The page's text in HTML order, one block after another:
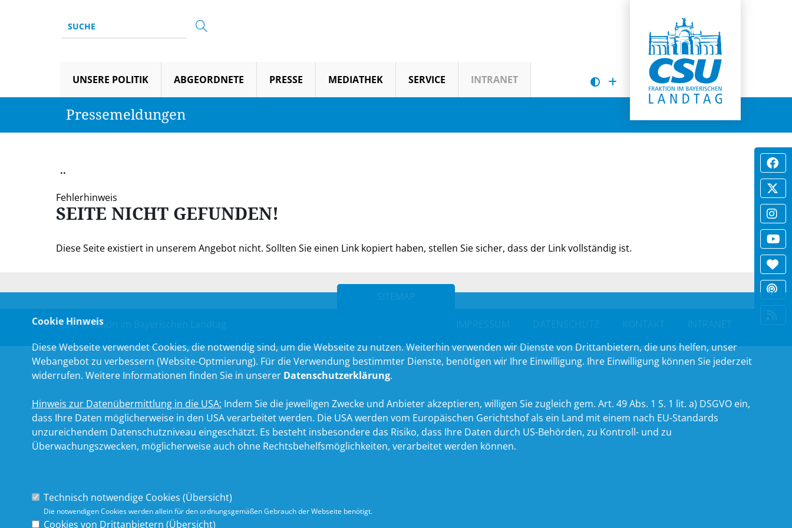
UNSERE POLITIK ABGEORDNETE PRESSE MEDIATHEK SERVICE INTRANET
Pressemeldungen
..
Fehlerhinweis
SEITE NICHT GEFUNDEN!
Diese Seite existiert in unserem Angebot nicht. Sollten Sie einen Link kopiert haben, stellen Sie sicher, dass der Link vollständig ist.
SITEMAP
CSU-Fraktion im Bayerischen Landtag IMPRESSUM DATENSCHUTZ KONTAKT INTRANET
Cookie Hinweis
Diese Webseite verwendet Cookies, die notwendig sind, um die Webseite zu nutzen. Weiterhin verwenden wir Dienste von Drittanbietern, die uns helfen, unser
Webangebot zu verbessern (Website-Optmierung). Für die Verwendung bestimmter Dienste, benötigen wir Ihre Einwilligung. Ihre Einwilligung können Sie jederzeit
widerrufen. Weitere Informationen finden Sie in unserer Datenschutzerklärung.
Hinweis zur Datenübermittlung in die USA: Indem Sie die jeweiligen Zwecke und Anbieter akzeptieren, willigen Sie zugleich gem. Art. 49 Abs. 1 S. 1 lit. a) DSGVO ein,
dass Ihre Daten möglicherweise in den USA verarbeitet werden. Die USA werden vom Europäischen Gerichtshof als ein Land mit einem nach EU-Standards
unzureichendem Datenschutzniveau eingeschätzt. Es besteht insbesondere das Risiko, dass Ihre Daten durch US-Behörden, zu Kontroll- und zu
Überwachungszwecken, möglicherweise auch ohne Rechtsbehelfsmöglichkeiten, verarbeitet werden können.
Technisch notwendige Cookies (Übersicht)
Die notwendigen Cookies werden allein für den ordnungsgemäßen Gebrauch der Webseite benötigt.
Cookies von Drittanbietern (Übersicht)